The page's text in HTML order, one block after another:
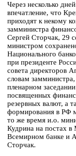
Через несколько
впечатление, что
приходят к некому
замминистра
Сергей Сторчак, 29
министром
Национального
при президенте
совета директоров
словам
пленарном
посвященных
резервных валют, а
формирования в РФ
то же время и.о.
Кудрина на постах
Всемирном банке и
Сторчак.